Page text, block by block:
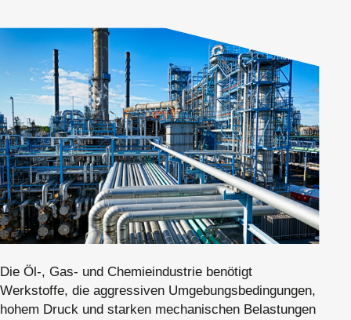
Die Öl-, Gas- und Chemieindustrie benötigt
Werkstoffe, die aggressiven Umgebungsbedingungen,
hohem Druck und starken mechanischen Belastungen